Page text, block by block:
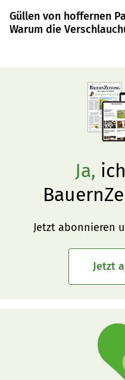
Güllen von hoffernen
Warum die
Ja,
Jetzt abonnieren
Jetzt